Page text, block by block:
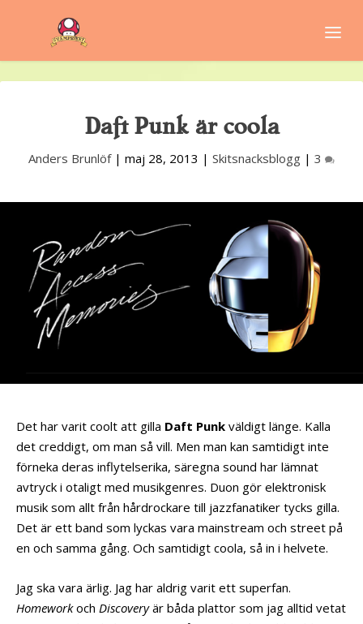
Daft Punk är coola
Anders Brunlöf| maj 28, 2013 | Skitsnacksblogg | 3
Det har varit coolt att gilla Daft Punk väldigt länge. Kalla
det creddigt, om man så vill. Men man kan samtidigt inte
förneka deras inflytelserika, säregna sound har lämnat
avtryck i otaligt med musikgenres. Duon gör elektronisk
musik som allt från hårdrockare till jazzfanatiker tycks gilla.
Det är ett band som lyckas vara mainstream och street på
en och samma gång. Och samtidigt coola, så in i helvete.
Jag ska vara ärlig. Jag har aldrig varit ett superfan.
Homeworkoch Discoveryär båda plattor som jag alltid vetat